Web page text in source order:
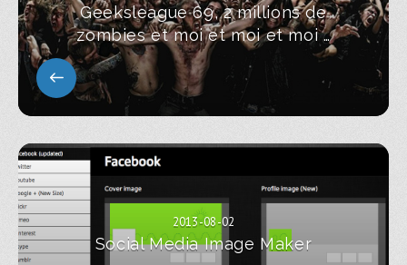
Geeksleague 69, 2 millions de
zombies et moi et moi et moi …
2013-08-02
Social Media Image Maker